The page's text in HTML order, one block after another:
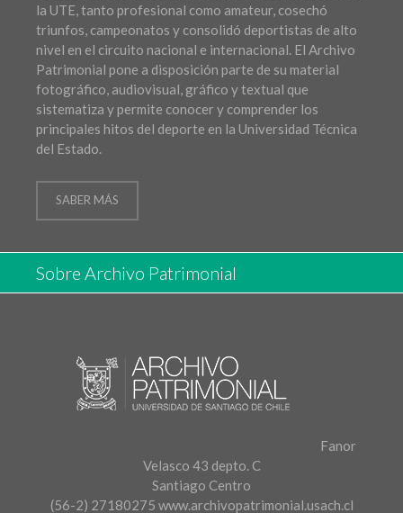
la UTE, tanto profesional como amateur, cosechó
triunfos, campeonatos y consolidó deportistas de alto
nivel en el circuito nacional e internacional. El Archivo
Patrimonial pone a disposición parte de su material
fotográfico, audiovisual, gráfico y textual que
sistematiza y permite conocer y comprender los
principales hitos del deporte en la Universidad Técnica
del Estado.
SABER MÁS
Sobre Archivo Patrimonial
Fanor
Velasco 43 depto. C
Santiago Centro
(56-2) 27180275 www.archivopatrimonial.usach.cl